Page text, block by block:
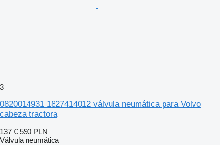
3
0820014931 1827414012 válvula neumática para Volvo
cabeza tractora
137 € 590 PLN
Válvula neumática